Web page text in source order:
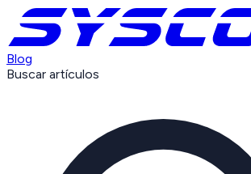
Blog
Buscar artículos